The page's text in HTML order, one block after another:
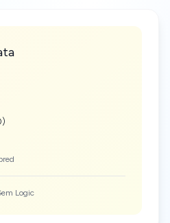
Logic